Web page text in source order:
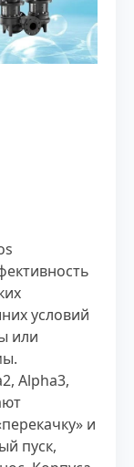
условий
или
Alpha3,
и
пуск,